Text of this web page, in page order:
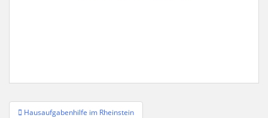
Beitragsnavigation
Hausaufgabenhilfe im Rheinstein